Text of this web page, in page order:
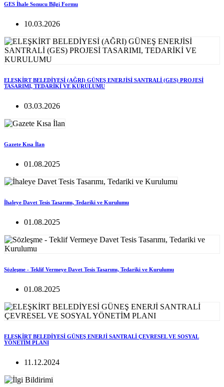
GES İhale Sonucu Bilgi Formu
10.03.2026
ELEŞKİRT BELEDİYESİ (AĞRI) GÜNEŞ ENERJİSİ SANTRALİ (GES) PROJESİ
TASARIMI, TEDARİKİ VE KURULUMU
03.03.2026
Gazete Kısa İlan
01.08.2025
İhaleye Davet Tesis Tasarımı, Tedariki ve Kurulumu
01.08.2025
Sözleşme - Teklif Vermeye Davet Tesis Tasarımı, Tedariki ve Kurulumu
01.08.2025
ELEŞKİRT BELEDİYESİ GÜNEŞ ENERJİ SANTRALİ ÇEVRESEL VE SOSYAL
YÖNETİM PLANI
11.12.2024